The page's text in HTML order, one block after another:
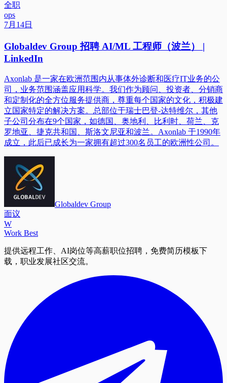
全职
ops
7月14日
Globaldev Group 招聘 AI/ML 工程师（波兰） |
LinkedIn
Axonlab 是一家在欧洲范围内从事体外诊断和医疗IT业务的公
司，业务范围涵盖应用科学。我们作为顾问、投资者、分销商
和定制化的全方位服务提供商，尊重每个国家的文化，积极建
立国家特定的解决方案。总部位于瑞士巴登-达特维尔，其他
子公司分布在9个国家，如德国、奥地利、比利时、荷兰、克
罗地亚、捷克共和国、斯洛文尼亚和波兰。Axonlab 于1990年
成立，此后已成长为一家拥有超过300名员工的欧洲性公司。
Globaldev Group
面议
W
Work Best
提供远程工作、AI岗位等高薪职位招聘，免费简历模板下
载，职业发展社区交流。